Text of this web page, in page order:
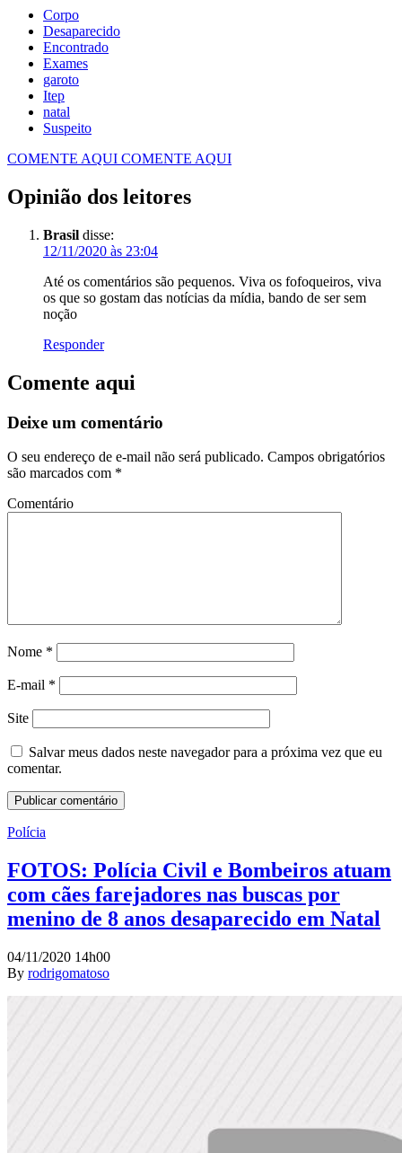
Corpo
Desaparecido
Encontrado
Exames
garoto
Itep
natal
Suspeito
COMENTE AQUI COMENTE AQUI
Opinião dos leitores
Brasil disse:
12/11/2020 às 23:04
Até os comentários são pequenos. Viva os fofoqueiros, viva
os que so gostam das notícias da mídia, bando de ser sem
noção
Responder
Comente aqui
Deixe um comentário
O seu endereço de e-mail não será publicado. Campos obrigatórios
são marcados com *
Comentário
Nome *
E-mail *
Site
Salvar meus dados neste navegador para a próxima vez que eu
comentar.
Polícia
FOTOS: Polícia Civil e Bombeiros atuam
com cães farejadores nas buscas por
menino de 8 anos desaparecido em Natal
04/11/2020 14h00
By rodrigomatoso